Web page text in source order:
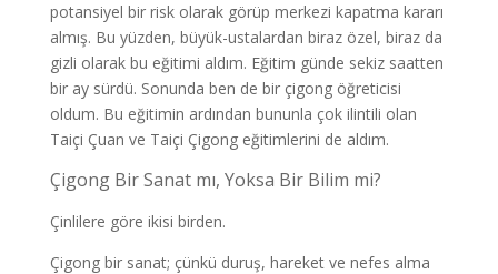
potansiyel bir risk olarak görüp merkezi kapatma kararı
almış. Bu yüzden, büyük-ustalardan biraz özel, biraz da
gizli olarak bu eğitimi aldım. Eğitim günde sekiz saatten
bir ay sürdü. Sonunda ben de bir çigong öğreticisi
oldum. Bu eğitimin ardından bununla çok ilintili olan
Taiçi Çuan ve Taiçi Çigong eğitimlerini de aldım.
Çigong Bir Sanat mı, Yoksa Bir Bilim mi?
Çinlilere göre ikisi birden.
Çigong bir sanat; çünkü duruş, hareket ve nefes alma